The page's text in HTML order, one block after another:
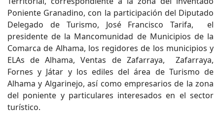
Poniente Granadino, con la participación del Diputado
Delegado de Turismo, José Francisco Tarifa, el
presidente de la Mancomunidad de Municipios de la
Comarca de Alhama, los regidores de los municipios y
ELAs de Alhama, Ventas de Zafarraya, Zafarraya,
Fornes y Játar y los ediles del área de Turismo de
Alhama y Algarinejo, así como empresarios de la zona
del poniente y particulares interesados en el sector
turístico.